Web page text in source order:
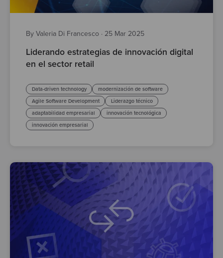
By Valeria Di Francesco · 25 Mar 2025
Liderando estrategias de innovación digital
en el sector retail
Data-driven technology
modernización de software
Agile Software Development
Liderazgo técnico
adaptabilidad empresarial
innovación tecnológica
innovación empresarial